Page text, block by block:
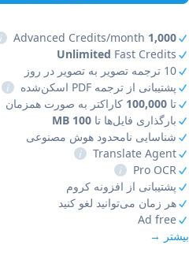
1,000
i
Unlimited Fast Credits
10 ترجمه تصویر به تصویر در روز
پشتیبانی از ترجمه PDF اسکن‌شده
i
تا100,000 کاراکتر به صورت همزمان
بارگذاری فایل‌ها تا100 MB
شناسایی نامحدود هوش مصنوعی
Translate Agent
i
Pro OCR
i
پشتیبانی از افزونه کروم
هر زمان می‌توانید لغو کنید
Ad free
بیشتر →